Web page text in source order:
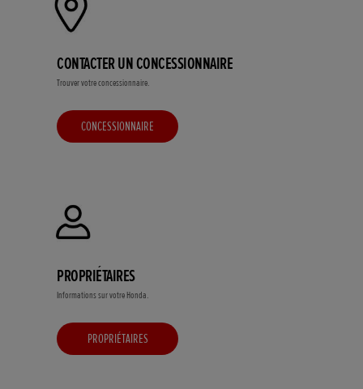
CONTACTER UN CONCESSIONNAIRE
Trouver votre concessionnaire.
CONCESSIONNAIRE
PROPRIÉTAIRES
Informations sur votre Honda.
PROPRIÉTAIRES